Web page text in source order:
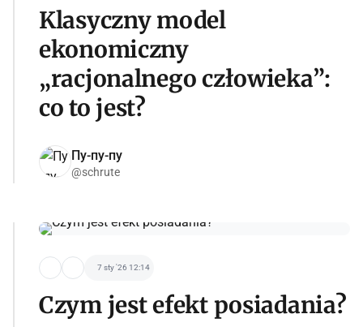
Klasyczny model
ekonomiczny
„racjonalnego człowieka”:
co to jest?
Пу-пу-пу
@schrute
7 sty '26 12:14
Czym jest efekt posiadania?